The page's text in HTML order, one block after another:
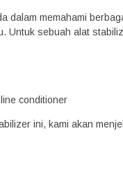
dalam memahami
Untuk sebuah alat
conditioner
ini, kami akan